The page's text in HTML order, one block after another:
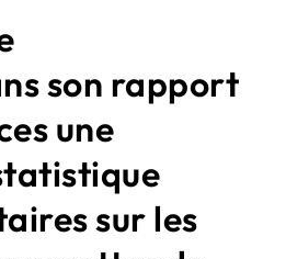
son rapport
une
sur les